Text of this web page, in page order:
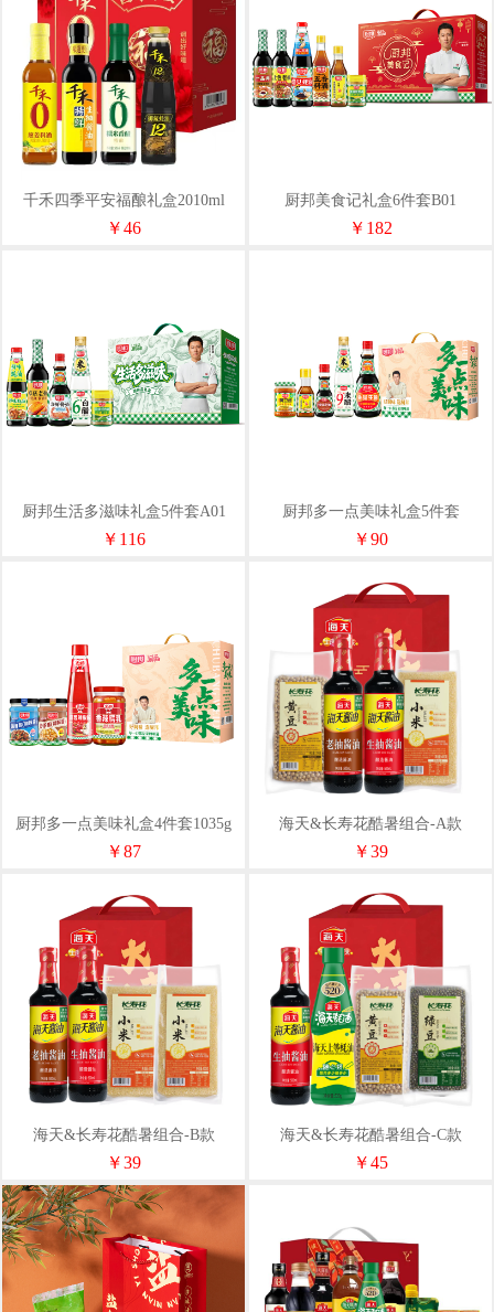
千禾四季平安福酿礼盒2010ml
￥46
厨邦美食记礼盒6件套B01
￥182
厨邦生活多滋味礼盒5件套A01
￥116
厨邦多一点美味礼盒5件套
1130ml+210g
￥90
厨邦多一点美味礼盒4件套1035g
￥87
海天&长寿花酷暑组合-A款
1000ml+750g
￥39
海天&长寿花酷暑组合-B款
1000ml+800g
￥39
海天&长寿花酷暑组合-C款
500ml+1050g
￥45